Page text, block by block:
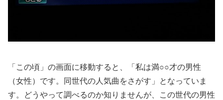
「この頃」の画面に移動すると、「私は満○○才の男性
（女性）です。同世代の人気曲をさがす」となっていま
す。どうやって調べるのか知りませんが、この世代の男性